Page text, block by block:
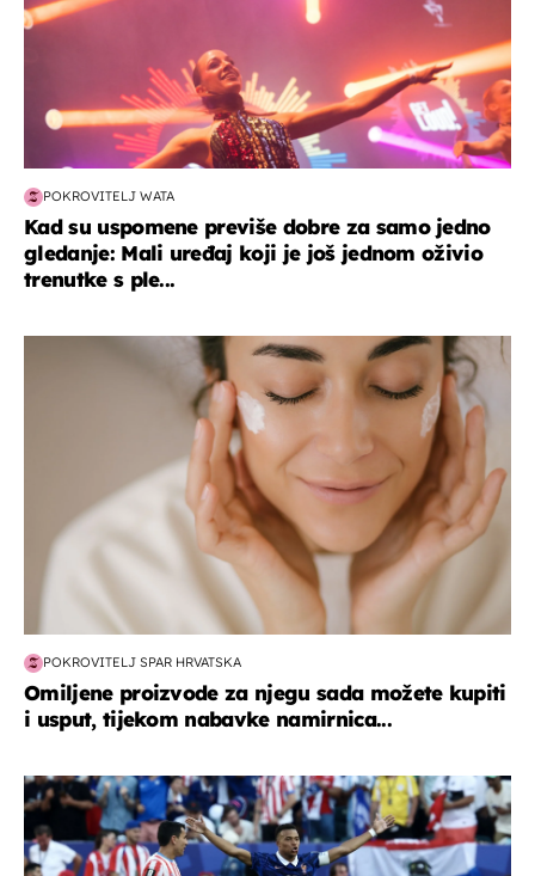
POKROVITELJ WATA
Kad su uspomene previše dobre za samo jedno
gledanje: Mali uređaj koji je još jednom oživio
trenutke s ple...
moda & ljepota
POKROVITELJ SPAR HRVATSKA
Omiljene proizvode za njegu sada možete kupiti
i usput, tijekom nabavke namirnica...
svjetsko prvenstvo 2026